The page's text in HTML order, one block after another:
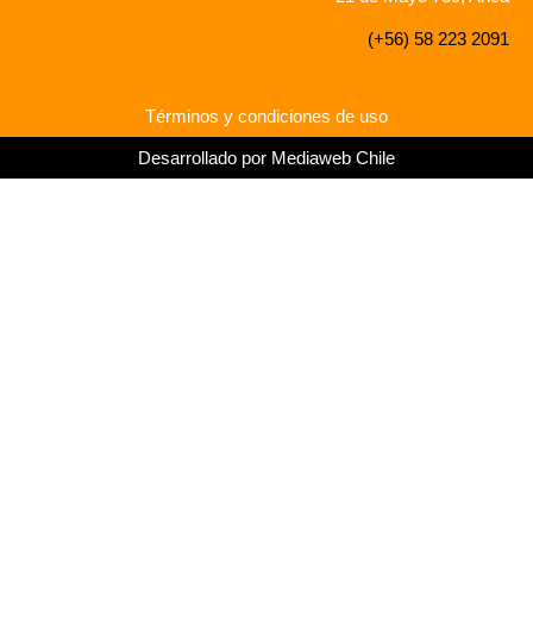
(+56) 58 223 2091
Términos y condiciones de uso
Desarrollado por Mediaweb Chile